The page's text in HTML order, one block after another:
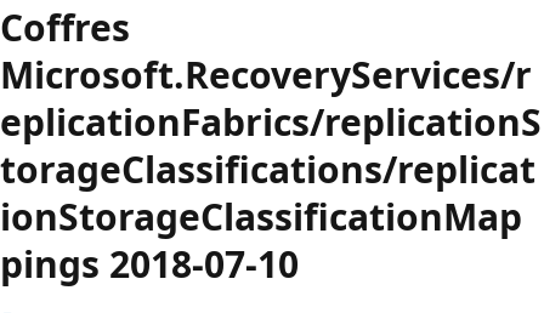
Coffres
Microsoft.RecoveryServices/r
eplicationFabrics/replicationS
torageClassifications/replicat
ionStorageClassificationMap
pings 2018-07-10